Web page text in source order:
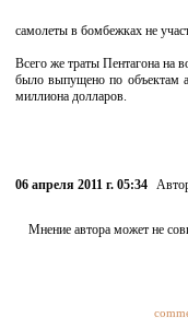
самолеты в бомбежках не
Всего же траты Пентагона на
было выпущено по объектам
миллиона долларов.
06 апреля 2011 г. 05:34
Мнение автора может не